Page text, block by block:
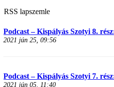
RSS lapszemle
Podcast – Kispályás Szotyi 8.
2021 jún 25, 09:56
Podcast – Kispályás Szotyi 7.
2021 jún 05, 11:40